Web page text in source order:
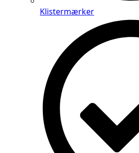
Klistermærker